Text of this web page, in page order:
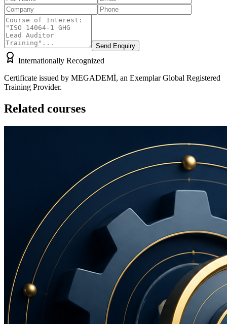
Send Enquiry
Internationally Recognized
Certificate issued by MEGADEMİ, an Exemplar Global Registered
Training Provider.
Related courses